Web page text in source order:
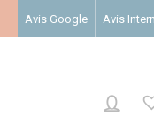
Avis Google Avis